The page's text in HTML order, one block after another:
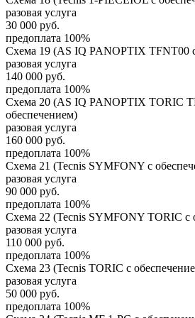
разовая услуга
30 000 руб.
предоплата 100%
Схема 19 (AS IQ PANOPTIX TFNT00
разовая услуга
140 000 руб.
предоплата 100%
Схема 20 (AS IQ PANOPTIX TORIC
обеспечением)
разовая услуга
160 000 руб.
предоплата 100%
Схема 21 (Tecnis SYMFONY с
разовая услуга
90 000 руб.
предоплата 100%
Схема 22 (Tecnis SYMFONY TORIC с
разовая услуга
110 000 руб.
предоплата 100%
Схема 23 (Tecnis TORIC с
разовая услуга
50 000 руб.
предоплата 100%